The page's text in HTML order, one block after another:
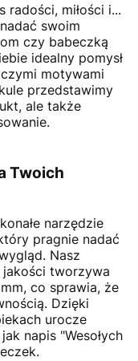
radości, miłości i...
swoim
czy babeczką
idealny pomysł
motywami
przedstawimy
ale także
Twoich
narzędzie
pragnie nadać
Nasz
tworzywa
co sprawia, że
Dzięki
urocze
napis "Wesołych